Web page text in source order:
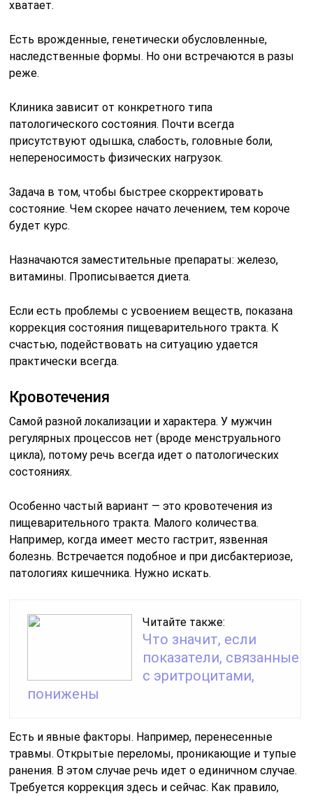
хватает.
Есть врожденные, генетически обусловленные,
наследственные формы. Но они встречаются в разы
реже.
Клиника зависит от конкретного типа
патологического состояния. Почти всегда
присутствуют одышка, слабость, головные боли,
непереносимость физических нагрузок.
Задача в том, чтобы быстрее скорректировать
состояние. Чем скорее начато лечением, тем короче
будет курс.
Назначаются заместительные препараты: железо,
витамины. Прописывается диета.
Если есть проблемы с усвоением веществ, показана
коррекция состояния пищеварительного тракта. К
счастью, подействовать на ситуацию удается
практически всегда.
Кровотечения
Самой разной локализации и характера. У мужчин
регулярных процессов нет (вроде менструального
цикла), потому речь всегда идет о патологических
состояниях.
Особенно частый вариант — это кровотечения из
пищеварительного тракта. Малого количества.
Например, когда имеет место гастрит, язвенная
болезнь. Встречается подобное и при дисбактериозе,
патологиях кишечника. Нужно искать.
Читайте также:
Что значит, если
показатели, связанные
с эритроцитами,
понижены
Есть и явные факторы. Например, перенесенные
травмы. Открытые переломы, проникающие и тупые
ранения. В этом случае речь идет о единичном случае.
Требуется коррекция здесь и сейчас. Как правило,